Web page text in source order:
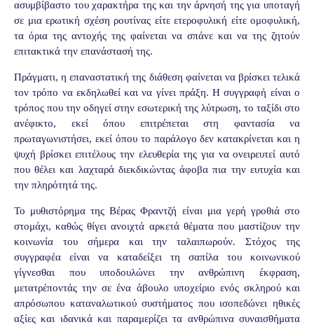
ασυμβίβαστο του χαρακτήρα της και την άρνησή της για υποταγή
σε μια ερωτική σχέση ρουτίνας είτε ετεροφυλική είτε ομοφυλική,
τα όρια της αντοχής της φαίνεται να σπάνε και να της ζητούν
επιτακτικά την επανάστασή της.
Πράγματι, η επαναστατική της διάθεση φαίνεται να βρίσκει τελικά
τον τρόπο να εκδηλωθεί και να γίνει πράξη. Η συγγραφή είναι ο
τρόπος που την οδηγεί στην εσωτερική της λύτρωση, το ταξίδι στο
ανέφικτο, εκεί όπου επιτρέπεται στη φαντασία να
πρωταγωνιστήσει, εκεί όπου το παράλογο δεν κατακρίνεται και η
ψυχή βρίσκει επιτέλους την ελευθερία της για να ονειρευτεί αυτό
που θέλει και λαχταρά διεκδικώντας άφοβα πια την ευτυχία και
την πληρότητά της.
Το μυθιστόρημα της Βέρας Φραντζή είναι μια γερή γροθιά στο
στομάχι, καθώς θίγει ανοιχτά αρκετά θέματα που μαστίζουν την
κοινωνία του σήμερα και την ταλαιπωρούν. Στόχος της
συγγραφέα είναι να καταδείξει τη σαπίλα του κοινωνικού
γίγνεσθαι που υποδουλώνει την ανθρώπινη έκφραση,
μετατρέποντάς την σε ένα άβουλο υποχείριο ενός σκληρού και
απρόσωπου καταναλωτικού συστήματος που ισοπεδώνει ηθικές
αξίες και ιδανικά και παραμερίζει τα ανθρώπινα συναισθήματα